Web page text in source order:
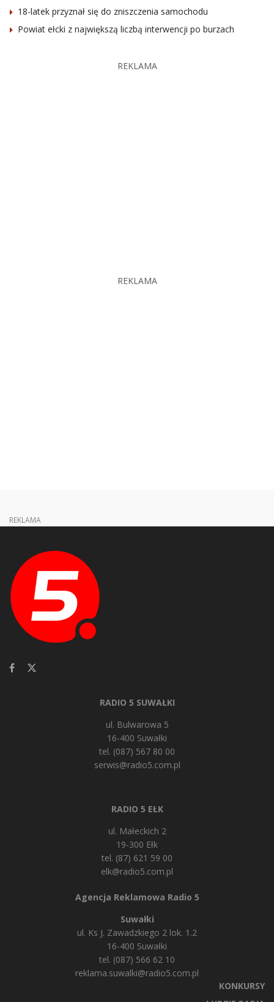
18-latek przyznał się do zniszczenia samochodu
Powiat ełcki z największą liczbą interwencji po burzach
REKLAMA
REKLAMA
REKLAMA
RADIO 5 SUWAŁKI
ul. Bulwarowa 5
16-400 Suwałki
tel. (087) 567 80 00
serwis@radio5.com.pl
RADIO 5 EŁK
ul. Małeckich 2
19-300 Ełk
tel. (87) 621 59 00
elk@radio5.com.pl
Agencja Reklamowa Radio 5
Suwałki
ul. Ks J. Zawadzkiego 2 lok. 1.2
16-400 Suwałki
tel. (087) 566 62 10
reklama.suwalki@radio5.com.pl
KONKURSY